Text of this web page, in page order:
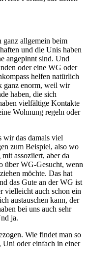
ganz allgemein beim
und die Unis haben
angepinnt sind. Und
oder eine WG oder
helfen natürlich
ganz enorm, weil wir
haben, die sich
vielfältige Kontakte
Wohnung regeln oder
wir das damals viel
zum Beispiel, also wo
assoziiert, aber da
über WG-Gesucht, wenn
möchte. Das hat
das Gute an der WG ist
vielleicht auch schon ein
austauschen kann, der
bei uns auch sehr
ja.
Wie findet man so
Uni oder einfach in einer